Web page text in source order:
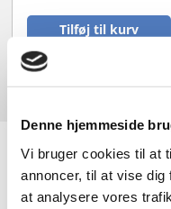
Denne hjemmeside
Vi bruger cookies til at
annoncer, til at vise
at analysere vores
Tilføj til kurv
JK-